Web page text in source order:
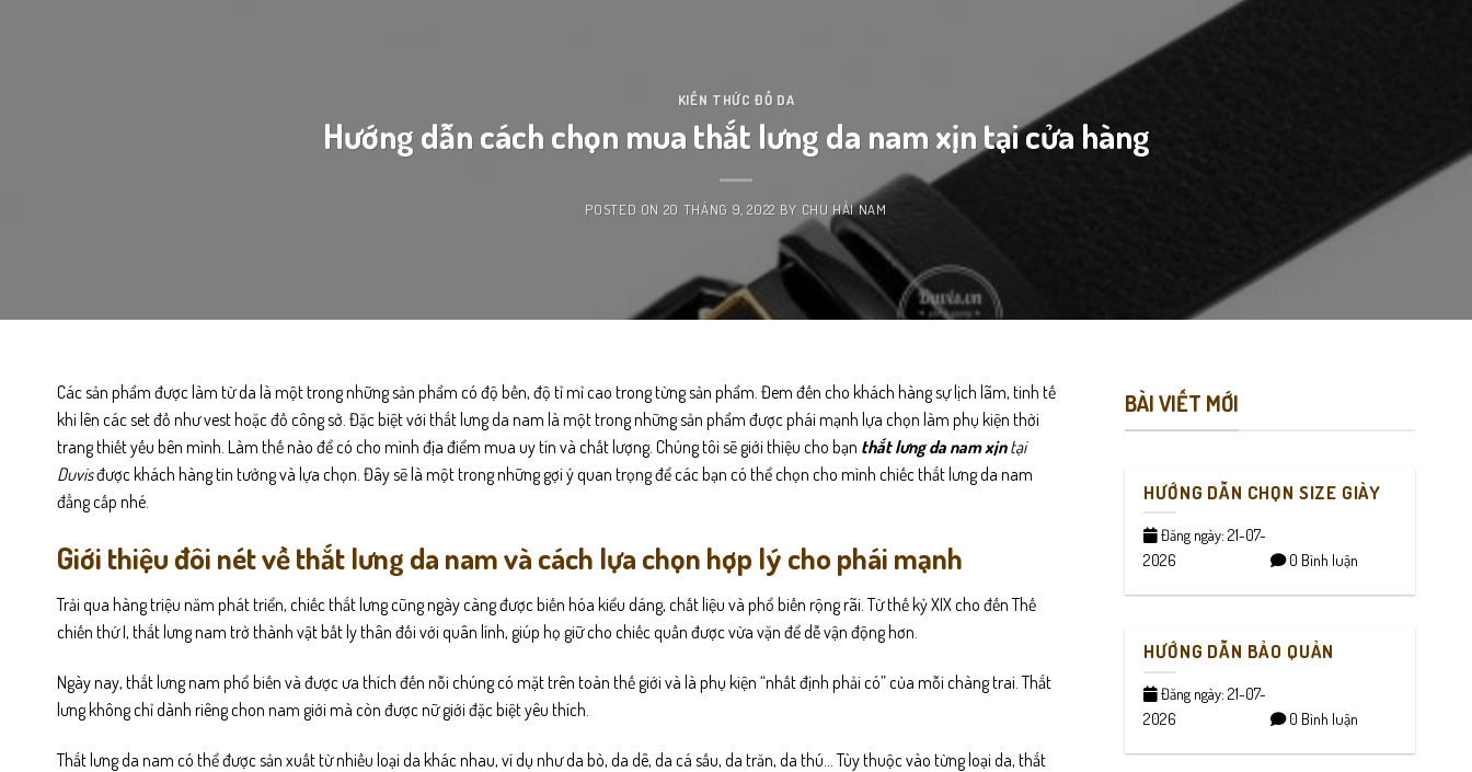
KIẾN THỨC ĐỒ DA
Hướng dẫn cách chọn mua thắt lưng da nam xịn tại cửa hàng
POSTED ON 20 THÁNG 9, 2022 BY CHU HẢI NAM
Các sản phẩm được làm từ da là một trong những sản phẩm có độ bền, độ tỉ mỉ cao trong từng sản phẩm. Đem đến cho khách hàng sự lịch lãm, tinh tế
khi lên các set đồ như vest hoặc đồ công sở. Đặc biệt với thắt lưng da nam là một trong những sản phẩm được phái mạnh lựa chọn làm phụ kiện thời
trang thiết yếu bên mình. Làm thế nào để có cho mình địa điểm mua uy tín và chất lượng. Chúng tôi sẽ giới thiệu cho bạn thắt lưng da nam xịntại
Duvisđược khách hàng tin tưởng và lựa chọn. Đây sẽ là một trong những gợi ý quan trọng để các bạn có thể chọn cho mình chiếc thắt lưng da nam
đẳng cấp nhé.
Giới thiệu đôi nét về thắt lưng da nam và cách lựa chọn hợp lý cho phái mạnh
Trải qua hàng triệu năm phát triển, chiếc thắt lưng cũng ngày càng được biến hóa kiểu dáng, chất liệu và phổ biến rộng rãi. Từ thế kỷ XIX cho đến Thế
chiến thứ I, thắt lưng nam trở thành vật bất ly thân đối với quân lính, giúp họ giữ cho chiếc quần được vừa vặn để dễ vận động hơn.
Ngày nay, thắt lưng nam phổ biến và được ưa thích đến nỗi chúng có mặt trên toàn thế giới và là phụ kiện “nhất định phải có” của mỗi chàng trai. Thắt
lưng không chỉ dành riêng chon nam giới mà còn được nữ giới đặc biệt yêu thích.
Thắt lưng da nam có thể được sản xuất từ nhiều loại da khác nhau, ví dụ như da bò, da dê, da cá sấu, da trăn, da thú… Tùy thuộc vào từng loại da, thắt
BÀI VIẾT MỚI
HƯỚNG DẪN CHỌN SIZE GIÀY
Đăng ngày: 21-07-
2026
0 Bình luận
HƯỚNG DẪN BẢO QUẢN
Đăng ngày: 21-07-
2026
0 Bình luận